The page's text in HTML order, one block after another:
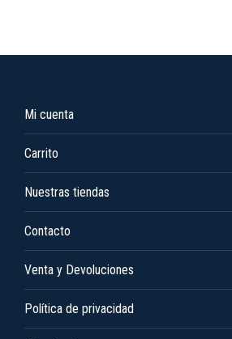
Mi cuenta
Carrito
Nuestras tiendas
Contacto
Venta y Devoluciones
Política de privacidad